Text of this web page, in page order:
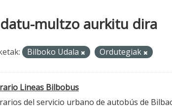
multzo aurkitu dira
Bilboko Udala Ordutegiak
Lineas Bilbobus
del servicio urbano de autobús de